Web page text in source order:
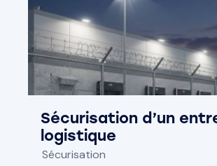
Sécurisation d’un
logistique
Sécurisation